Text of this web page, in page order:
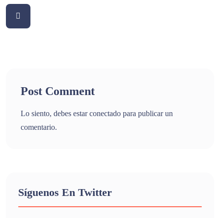
Post Comment
Lo siento, debes estarconectado para publicar un
comentario.
Síguenos En Twitter